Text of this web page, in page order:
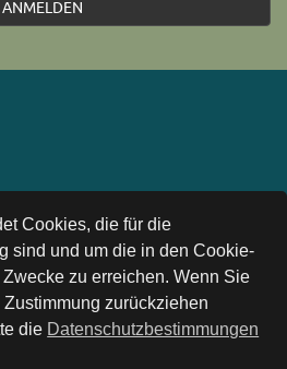
Cookies, die für die
sind und um die in den Cookie-
zu erreichen. Wenn Sie
zurückziehen
die Datenschutzbestimmungen
ANMELDEN